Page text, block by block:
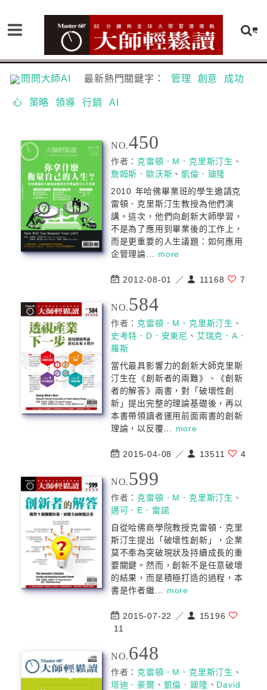
問問大師AI 最新熱門關鍵字： 管理 創意 成功
心 策略 領導 行銷 AI
NO.450
作者： 克雷頓．M．克里斯汀生 、
詹姆斯．歐沃斯 、凱倫．廸隆
2010 年哈佛畢業班的學生邀請克
雷頓．克里斯汀生教授為他們演
講。這次，他們向創新大師學習，
不是為了應用到畢業後的工作上，
而是更重要的人生議題：如何應用
企管理論... more
2012-08-01 ／ 11168 7
NO. 584
作者： 克雷頓．M．克里斯汀生 、
史考特．D．安東尼 、 艾瑞克．A．
羅斯
當代最具影響力的創新大師克里斯
汀生在《創新者的兩難》、《創新
者的解答》兩書，對「破壞性創
新」提出完整的理論基礎後，再以
本書帶領讀者運用前面兩書的創新
理論，以反覆... more
2015-04-08 ／ 13511 4
NO. 599
作者： 克雷頓．M．克里斯汀生 、
邁可．E．雷諾
自從哈佛商學院教授克雷頓．克里
斯汀生提出「破壞性創新」，企業
莫不奉為突破現狀及持續成長的重
要關鍵。然而，創新不是任意破壞
的結果，而是積極打造的過程，本
書是作者繼... more
2015-07-22 ／
15196
11
NO.648
作者： 克雷頓．M．克里斯汀生 、
塔迪．豪爾 、 凱倫．廸隆 、 David